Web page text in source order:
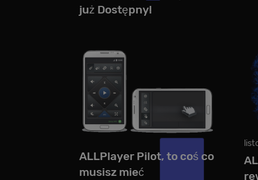
już Dostępny!
ALLPlayer Pilot, to coś co
musisz mieć